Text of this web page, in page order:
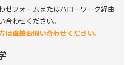
せフォームまたはハローワーク経由
合わせください。
は直接お問い合わせください。